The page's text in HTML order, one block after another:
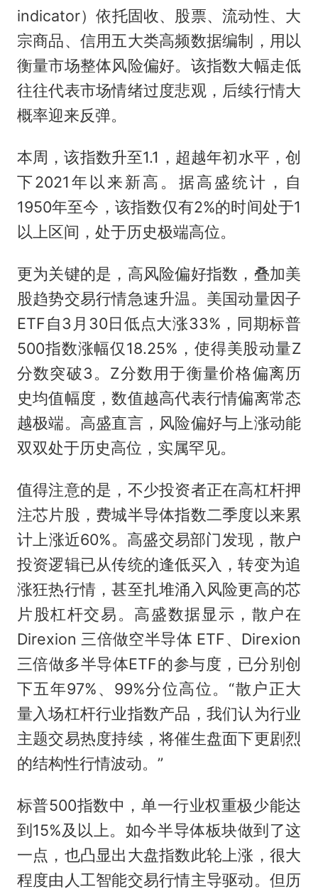
indicator）依托固收、股票、流动性、大
宗商品、信用五大类高频数据编制，用以
衡量市场整体风险偏好。该指数大幅走低
往往代表市场情绪过度悲观，后续行情大
概率迎来反弹。
本周，该指数升至1.1，超越年初水平，创
下2021年以来新高。据高盛统计，自
1950年至今，该指数仅有2%的时间处于1
以上区间，处于历史极端高位。
更为关键的是，高风险偏好指数，叠加美
股趋势交易行情急速升温。美国动量因子
ETF自3月30日低点大涨33%，同期标普
500指数涨幅仅18.25%，使得美股动量Z
分数突破3。Z分数用于衡量价格偏离历
史均值幅度，数值越高代表行情偏离常态
越极端。高盛直言，风险偏好与上涨动能
双双处于历史高位，实属罕见。
值得注意的是，不少投资者正在高杠杆押
注芯片股，费城半导体指数二季度以来累
计上涨近60%。高盛交易部门发现，散户
投资逻辑已从传统的逢低买入，转变为追
涨狂热行情，甚至扎堆涌入风险更高的芯
片股杠杆交易。高盛数据显示，散户在
Direxion 三倍做空半导体 ETF、Direxion
三倍做多半导体ETF的参与度，已分别创
下五年97%、99%分位高位。“散户正大
量入场杠杆行业指数产品，我们认为行业
主题交易热度持续，将催生盘面下更剧烈
的结构性行情波动。”
标普500指数中，单一行业权重极少能达
到15%及以上。如今半导体板块做到了这
一点，也凸显出大盘指数此轮上涨，很大
程度由人工智能交易行情主导驱动。但历